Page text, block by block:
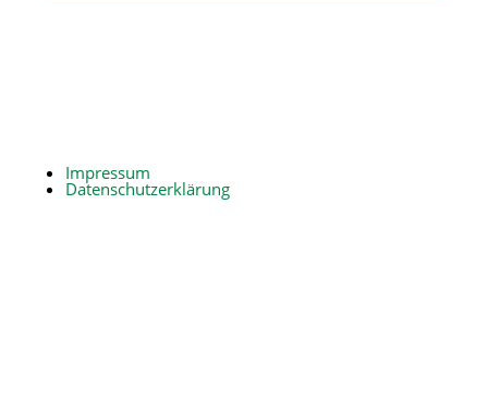
Impressum
Datenschutzerklärung